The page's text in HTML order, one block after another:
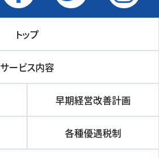
トップ
サービス内容
早期経営改善計画
各種優遇税制